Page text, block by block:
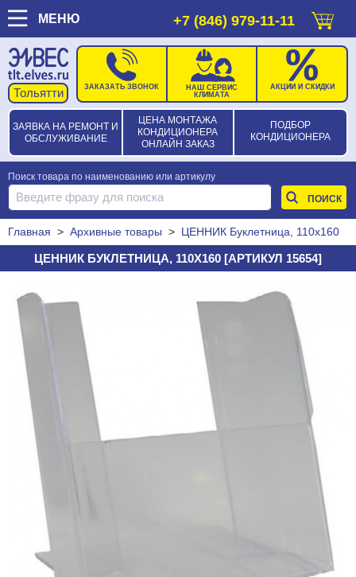
МЕНЮ +7 (846) 979-11-11
ЗАЯВКА НА РЕМОНТ И
ОБСЛУЖИВАНИЕ
ЦЕНА МОНТАЖА
КОНДИЦИОНЕРА
ОНЛАЙН ЗАКАЗ
ПОДБОР
КОНДИЦИОНЕРА
ЗАКАЗАТЬ ЗВОНОК
НАШ СЕРВИС
КЛИМАТА
АКЦИИ И СКИДКИ
Поиск товара по наименованию или артикулу
Главная > Архивные товары > ЦЕННИК Буклетница, 110х160
ЦЕННИК БУКЛЕТНИЦА, 110Х160 [АРТИКУЛ 15654]